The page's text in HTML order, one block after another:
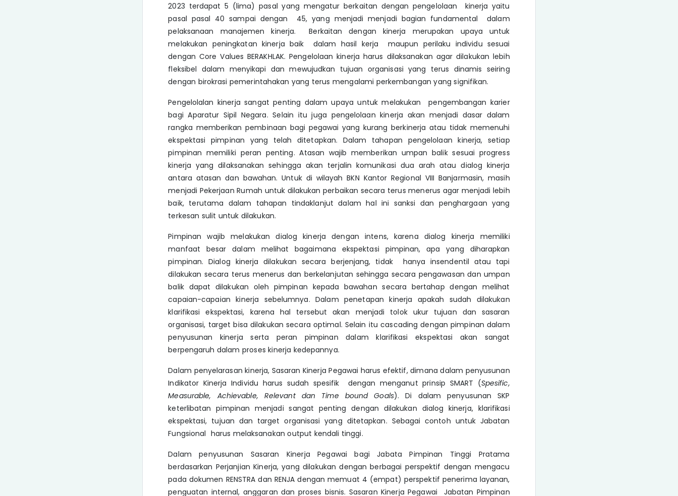
2023 terdapat 5 (lima) pasal yang mengatur berkaitan dengan pengelolaan kinerja yaitu
pasal pasal 40 sampai dengan 45, yang menjadi menjadi bagian fundamental dalam
pelaksanaan manajemen kinerja. Berkaitan dengan kinerja merupakan upaya untuk
melakukan peningkatan kinerja baik dalam hasil kerja maupun perilaku individu sesuai
dengan Core Values BERAKHLAK. Pengelolaan kinerja harus dilaksanakan agar dilakukan lebih
fleksibel dalam menyikapi dan mewujudkan tujuan organisasi yang terus dinamis seiring
dengan birokrasi pemerintahakan yang terus mengalami perkembangan yang signifikan.
Pengelolalan kinerja sangat penting dalam upaya untuk melakukan pengembangan karier
bagi Aparatur Sipil Negara. Selain itu juga pengelolaan kinerja akan menjadi dasar dalam
rangka memberikan pembinaan bagi pegawai yang kurang berkinerja atau tidak memenuhi
ekspektasi pimpinan yang telah ditetapkan. Dalam tahapan pengelolaan kinerja, setiap
pimpinan memiliki peran penting. Atasan wajib memberikan umpan balik sesuai progress
kinerja yang dilaksanakan sehingga akan terjalin komunikasi dua arah atau dialog kinerja
antara atasan dan bawahan. Untuk di wilayah BKN Kantor Regional VIII Banjarmasin, masih
menjadi Pekerjaan Rumah untuk dilakukan perbaikan secara terus menerus agar menjadi lebih
baik, terutama dalam tahapan tindaklanjut dalam hal ini sanksi dan penghargaan yang
terkesan sulit untuk dilakukan.
Pimpinan wajib melakukan dialog kinerja dengan intens, karena dialog kinerja memiliki
manfaat besar dalam melihat bagaimana ekspektasi pimpinan, apa yang diharapkan
pimpinan. Dialog kinerja dilakukan secara berjenjang, tidak hanya insendentil atau tapi
dilakukan secara terus menerus dan berkelanjutan sehingga secara pengawasan dan umpan
balik dapat dilakukan oleh pimpinan kepada bawahan secara bertahap dengan melihat
capaian-capaian kinerja sebelumnya. Dalam penetapan kinerja apakah sudah dilakukan
klarifikasi ekspektasi, karena hal tersebut akan menjadi tolok ukur tujuan dan sasaran
organisasi, target bisa dilakukan secara optimal. Selain itu cascading dengan pimpinan dalam
penyusunan kinerja serta peran pimpinan dalam klarifikasi ekspektasi akan sangat
berpengaruh dalam proses kinerja kedepannya.
Dalam penyelarasan kinerja, Sasaran Kinerja Pegawai harus efektif, dimana dalam penyusunan
Indikator Kinerja Individu harus sudah spesifik dengan menganut prinsip SMART (Spesific,
Measurable, Achievable, Relevant dan Time bound Goals). Di dalam penyusunan SKP
keterlibatan pimpinan menjadi sangat penting dengan dilakukan dialog kinerja, klarifikasi
ekspektasi, tujuan dan target organisasi yang ditetapkan. Sebagai contoh untuk Jabatan
Fungsional harus melaksanakan output kendali tinggi.
Dalam penyusunan Sasaran Kinerja Pegawai bagi Jabata Pimpinan Tinggi Pratama
berdasarkan Perjanjian Kinerja, yang dilakukan dengan berbagai perspektif dengan mengacu
pada dokumen RENSTRA dan RENJA dengan memuat 4 (empat) perspektif penerima layanan,
penguatan internal, anggaran dan proses bisnis. Sasaran Kinerja Pegawai Jabatan Pimpinan